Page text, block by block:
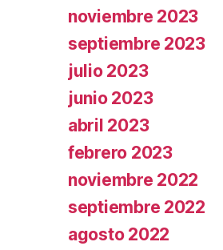
noviembre 2023
septiembre 2023
julio 2023
junio 2023
abril 2023
febrero 2023
noviembre 2022
septiembre 2022
agosto 2022